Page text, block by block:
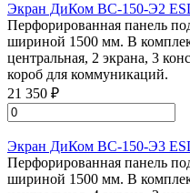
Экран ДиКом ВС-150-Э2
Перфорированная панель
шириной 1500 мм. В
центральная, 2 экрана, 3
короб для коммуникаций.
21 350 ₽
Экран ДиКом ВС-150-Э3
Перфорированная панель
шириной 1500 мм. В